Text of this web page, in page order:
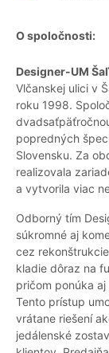
O spoločnosti:
Designer-UM
Vlčanskej ulici v
roku 1998.
popredných
Slovensku. Za
realizovala
a vytvorila viac
Odborný tím
súkromné aj
cez
kladie dôraz na
pričom ponúka
Tento prístup
vrátane riešení
jedálenské